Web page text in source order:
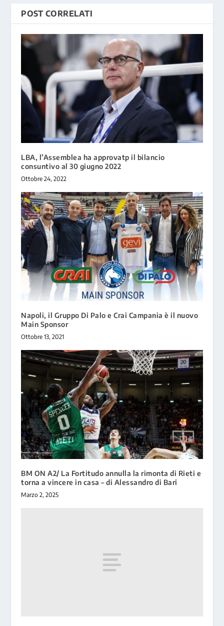
POST CORRELATI
LBA, l’Assemblea ha approvatp il bilancio
consuntivo al 30 giugno 2022
Ottobre 24, 2022
Napoli, il Gruppo Di Palo e Crai Campania è il nuovo
Main Sponsor
Ottobre 13, 2021
BM ON A2/ La Fortitudo annulla la rimonta di Rieti e
torna a vincere in casa – di Alessandro di Bari
Marzo 2, 2025